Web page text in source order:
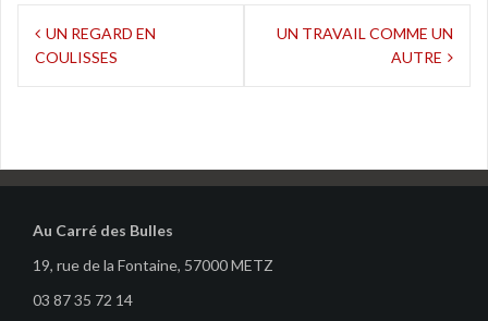
Navigation
UN REGARD EN
COULISSES
UN TRAVAIL COMME UN
AUTRE
Au Carré des Bulles
19, rue de la Fontaine, 57000 METZ
03 87 35 72 14